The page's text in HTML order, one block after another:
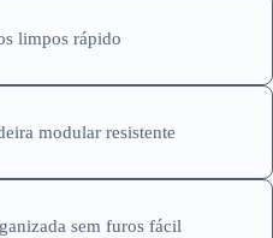
limpos rápido
modular resistente
sem furos fácil